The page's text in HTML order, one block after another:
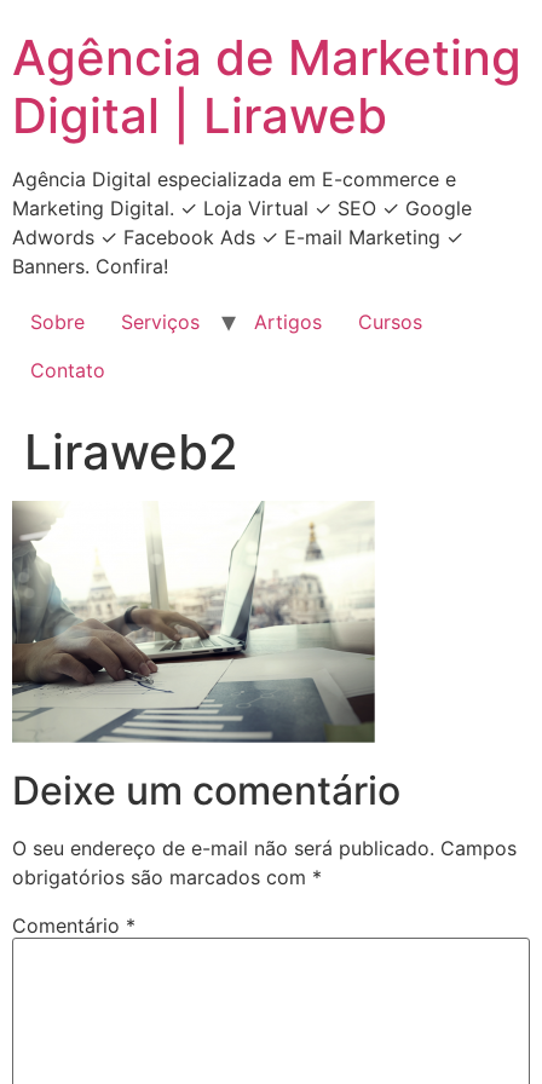
para
conteúdo
Agência de Marketing
Digital | Liraweb
Agência Digital especializada em E-commerce e
Marketing Digital. ✓ Loja Virtual ✓ SEO ✓ Google
Adwords ✓ Facebook Ads ✓ E-mail Marketing ✓
Banners. Confira!
Sobre Serviços Artigos
Cursos
Contato
Liraweb2
Deixe um comentário
O seu endereço de e-mail não será publicado. Campos
obrigatórios são marcados com *
Comentário *